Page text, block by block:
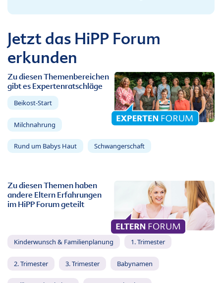
Jetzt das HiPP Forum
erkunden
Zu diesen Themenbereichen
gibt es Expertenratschläge
Beikost-Start
Milchnahrung
Rund um Babys Haut Schwangerschaft
Zu diesen Themen haben
andere Eltern Erfahrungen
im HiPP Forum geteilt
Kinderwunsch & Familienplanung 1. Trimester
2. Trimester 3. Trimester Babynamen